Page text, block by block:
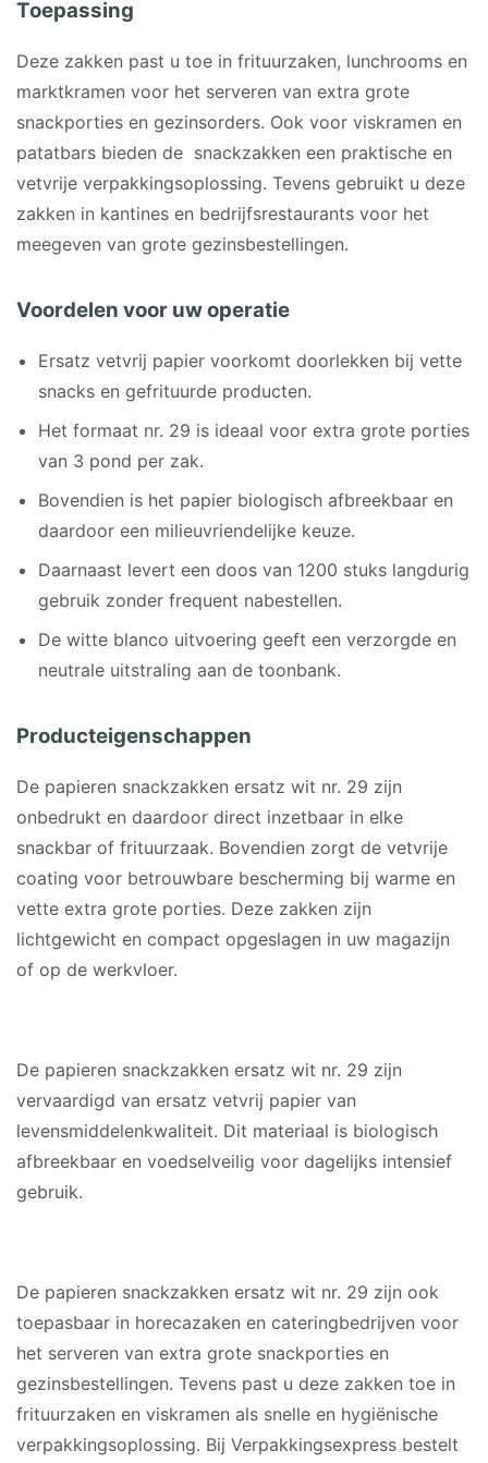
Toepassing
Deze zakken past u toe in frituurzaken, lunchrooms en
marktkramen voor het serveren van extra grote
snackporties en gezinsorders. Ook voor viskramen en
patatbars bieden de snackzakken een praktische en
vetvrije verpakkingsoplossing. Tevens gebruikt u deze
zakken in kantines en bedrijfsrestaurants voor het
meegeven van grote gezinsbestellingen.
Voordelen voor uw operatie
Ersatz vetvrij papier voorkomt doorlekken bij vette
snacks en gefrituurde producten.
Het formaat nr. 29 is ideaal voor extra grote porties
van 3 pond per zak.
Bovendien is het papier biologisch afbreekbaar en
daardoor een milieuvriendelijke keuze.
Daarnaast levert een doos van 1200 stuks langdurig
gebruik zonder frequent nabestellen.
De witte blanco uitvoering geeft een verzorgde en
neutrale uitstraling aan de toonbank.
Producteigenschappen
De papieren snackzakken ersatz wit nr. 29 zijn
onbedrukt en daardoor direct inzetbaar in elke
snackbar of frituurzaak. Bovendien zorgt de vetvrije
coating voor betrouwbare bescherming bij warme en
vette extra grote porties. Deze zakken zijn
lichtgewicht en compact opgeslagen in uw magazijn
of op de werkvloer.
De papieren snackzakken ersatz wit nr. 29 zijn
vervaardigd van ersatz vetvrij papier van
levensmiddelenkwaliteit. Dit materiaal is biologisch
afbreekbaar en voedselveilig voor dagelijks intensief
gebruik.
De papieren snackzakken ersatz wit nr. 29 zijn ook
toepasbaar in horecazaken en cateringbedrijven voor
het serveren van extra grote snackporties en
gezinsbestellingen. Tevens past u deze zakken toe in
frituurzaken en viskramen als snelle en hygiënische
verpakkingsoplossing. Bij Verpakkingsexpress bestelt